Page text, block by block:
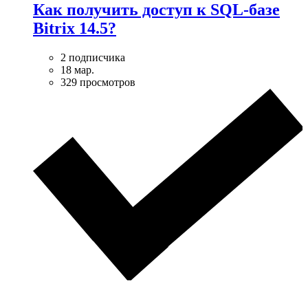
Как получить доступ к SQL-базе
Bitrix 14.5?
2 подписчика
18 мар.
329 просмотров